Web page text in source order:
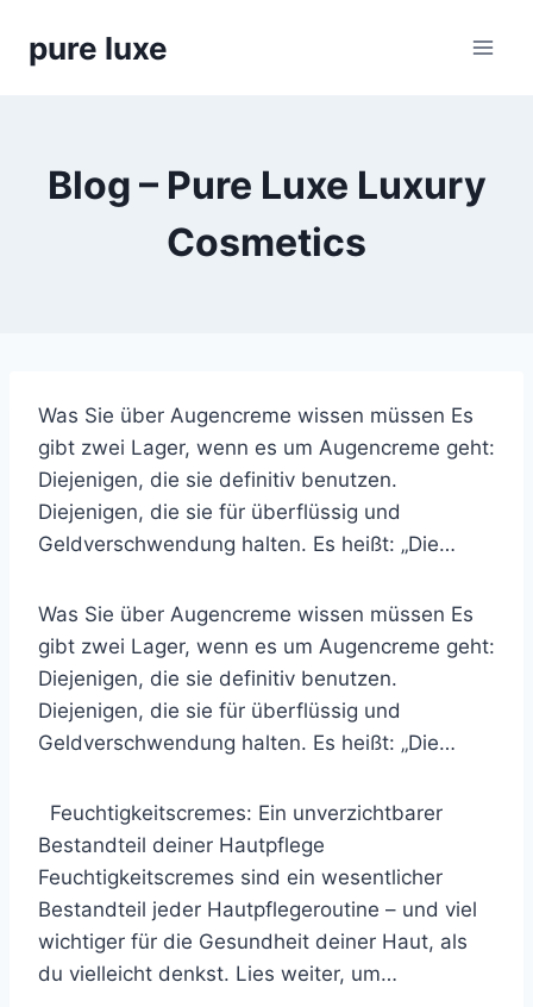
pure luxe
Blog – Pure Luxe Luxury
Cosmetics
Was Sie über Augencreme wissen müssen Es
gibt zwei Lager, wenn es um Augencreme geht:
Diejenigen, die sie definitiv benutzen.
Diejenigen, die sie für überflüssig und
Geldverschwendung halten. Es heißt: „Die…
Was Sie über Augencreme wissen müssen Es
gibt zwei Lager, wenn es um Augencreme geht:
Diejenigen, die sie definitiv benutzen.
Diejenigen, die sie für überflüssig und
Geldverschwendung halten. Es heißt: „Die…
Feuchtigkeitscremes: Ein unverzichtbarer
Bestandteil deiner Hautpflege
Feuchtigkeitscremes sind ein wesentlicher
Bestandteil jeder Hautpflegeroutine – und viel
wichtiger für die Gesundheit deiner Haut, als
du vielleicht denkst. Lies weiter, um…